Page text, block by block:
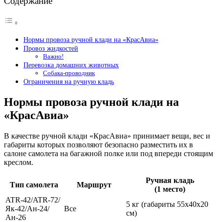
Нормы провоза ручной клади на «КрасАвиа»
Провоз жидкостей
Важно!
Перевозка домашних животных
Собака-проводник
Ограничения на ручную кладь
Нормы провоза ручной клади на
«КрасАвиа»
В качестве ручной клади «КрасАвиа» принимает вещи, вес и
габариты которых позволяют безопасно разместить их в
салоне самолета на багажной полке или под впереди стоящим
креслом.
Тип самолета Маршрут
Ручная кладь
(1 место)
ATR-42/ATR-72/
Як-42/Ан-24/
Ан-26
Все
5 кг (габариты 55х40х20
см)